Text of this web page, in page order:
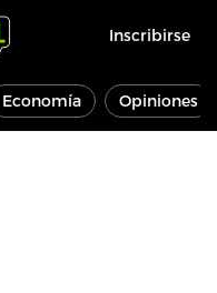
Inscribirse
Economía Opiniones